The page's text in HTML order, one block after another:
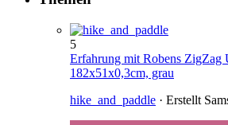
5
Erfahrung mit Robens ZigZag
182x51x0,3cm, grau
hike_and_paddle · Erstellt